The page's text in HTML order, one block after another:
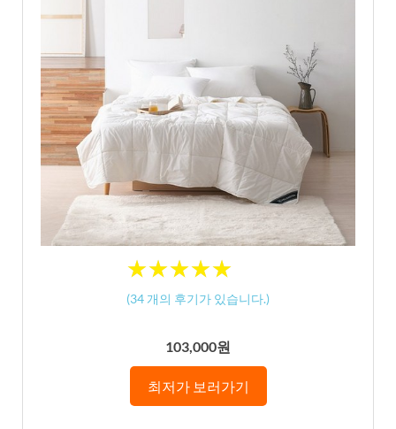
★★★★★
★★★★★
(34 개의 후기가 있습니다.)
103,000원
최저가 보러가기